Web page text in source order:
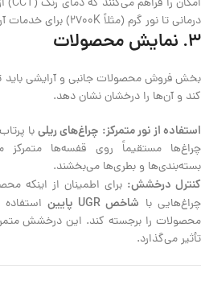
درمانی تا نور گرم (مثلاً ۲۷۰۰K) برای خدمات آرامش‌بخش، به سادگی تنظیم شود.
۳. نمایش محصولات
بخش فروش محصولات جانبی و آرایشی باید
کند و آن‌ها را درخشان نشان دهد.
استفاده از نور متمرکز: چراغ‌های ریلیبا
چراغ‌ها مستقیماً روی قفسه‌ها
بسته‌بندی‌ها و بطری‌ها می‌بخشند.
کنترل درخشش: برای اطمینان از اینکه
چراغ‌هایی با شاخص UGR پایین
محصولات را برجسته کند. این درخشش
تأثیر می‌گذارد.